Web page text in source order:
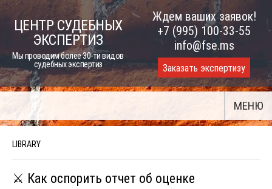
Skip
ЦЕНТР СУДЕБНЫХ
ЭКСПЕРТИЗ
Мы проводим более 30-ти видов
судебных экспертиз
Ждем ваших заявок!
+7 (995) 100-33-55
info@fse.ms
Заказать экспертизу
МЕНЮ
LIBRARY
⚔️ Как оспорить отчет об оценке